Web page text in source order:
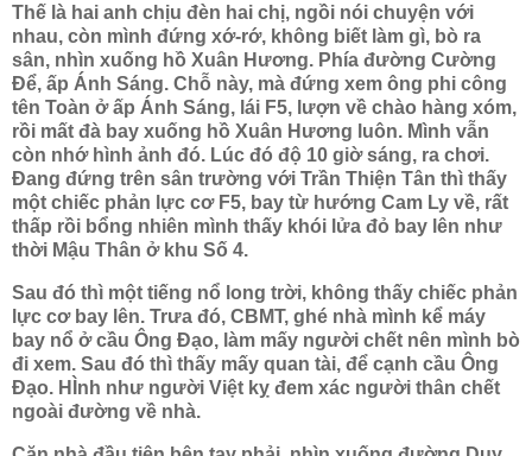
Thế là hai anh chịu đèn hai chị, ngồi nói chuyện với
nhau, còn mình đứng xớ-rớ, không biết làm gì, bò ra
sân, nhìn xuống hồ Xuân Hương. Phía đường Cường
Để, ấp Ánh Sáng. Chỗ này, mà đứng xem ông phi công
tên Toàn ở ấp Ánh Sáng, lái F5, lượn về chào hàng xóm,
rồi mất đà bay xuống hồ Xuân Hương luôn. Mình vẫn
còn nhớ hình ảnh đó. Lúc đó độ 10 giờ sáng, ra chơi.
Đang đứng trên sân trường với Trần Thiện Tân thì thấy
một chiếc phản lực cơ F5, bay từ hướng Cam Ly về, rất
thấp rồi bổng nhiên mình thấy khói lửa đỏ bay lên như
thời Mậu Thân ở khu Số 4.
Sau đó thì một tiếng nổ long trời, không thấy chiếc phản
lực cơ bay lên. Trưa đó, CBMT, ghé nhà mình kể máy
bay nổ ở cầu Ông Đạo, làm mấy người chết nên mình bò
đi xem. Sau đó thì thấy mấy quan tài, để cạnh cầu Ông
Đạo. HÌnh như người Việt kỵ đem xác người thân chết
ngoài đường về nhà.